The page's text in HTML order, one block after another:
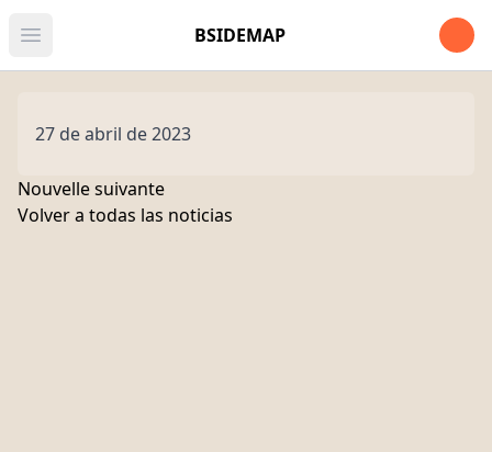
Open main menu BSIDEMAP Open
27 de abril de 2023
Nouvelle suivante
Volver a todas las noticias